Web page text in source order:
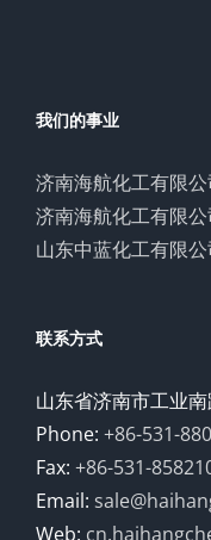
我们的事业
济南海航化工有限公
济南海航化工有限公
山东中蓝化工有限公
联系方式
山东省济南市工业
Phone: +86-531-
Fax: +86-531-
Email:
Web: